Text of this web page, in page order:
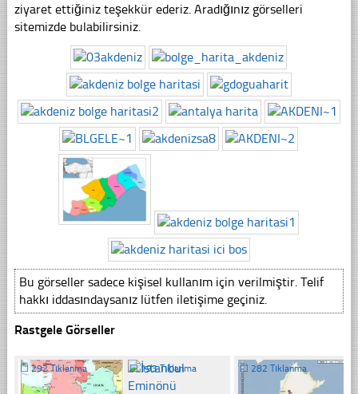
ziyaret ettiğiniz teşekkür ederiz. Aradığınız görselleri
sitemizde bulabilirsiniz.
Bu görseller sadece kişisel kullanım için verilmiştir. Telif
hakkı iddasındaysanız lütfen iletişime geçiniz.
Rastgele Görseller
☐292 Tıklanma ☐193 Tıklanma ☐ 282 Tıklanma